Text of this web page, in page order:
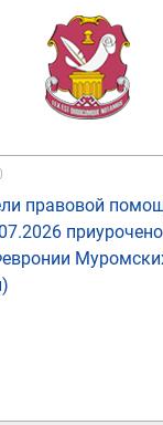
правовой